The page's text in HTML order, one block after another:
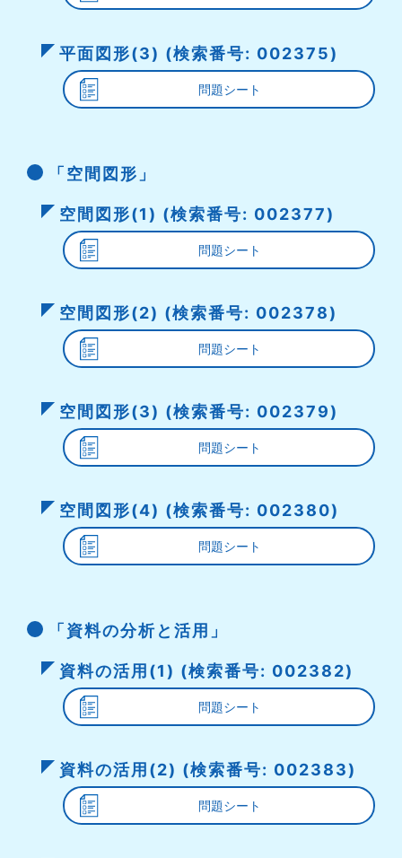
平面図形(3) (検索番号: 002375)
問題シート
「空間図形」
空間図形(1) (検索番号: 002377)
問題シート
空間図形(2) (検索番号: 002378)
問題シート
空間図形(3) (検索番号: 002379)
問題シート
空間図形(4) (検索番号: 002380)
問題シート
「資料の分析と活用」
資料の活用(1) (検索番号: 002382)
問題シート
資料の活用(2) (検索番号: 002383)
問題シート